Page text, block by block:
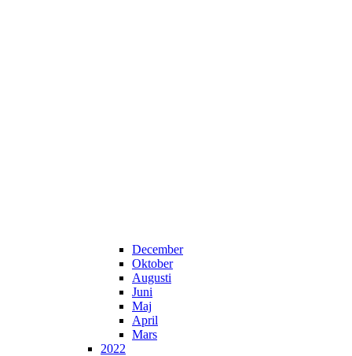
December
Oktober
Augusti
Juni
Maj
April
Mars
2022